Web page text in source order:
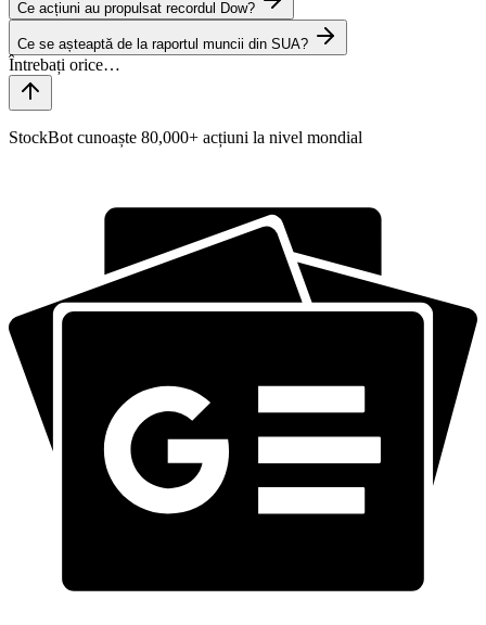
Ce acțiuni au propulsat recordul Dow?
Ce se așteaptă de la raportul muncii din SUA?
StockBot cunoaște 80,000+ acțiuni la nivel mondial